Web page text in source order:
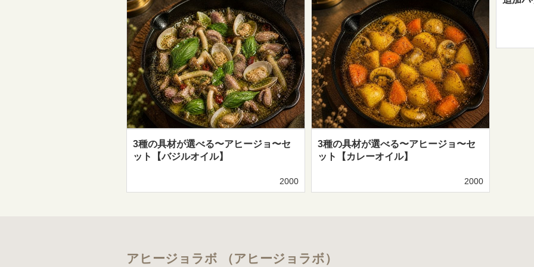
3種の具材が選べる〜アヒージョ〜セ
ット【バジルオイル】
2000
3種の具材が選べる〜アヒージョ〜セ
ット【カレーオイル】
2000
アヒージョラボ （アヒージョラボ）